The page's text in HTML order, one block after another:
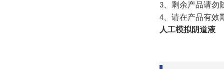
3 、剩余产品请
4 、请在产品有效
人工模拟阴道液